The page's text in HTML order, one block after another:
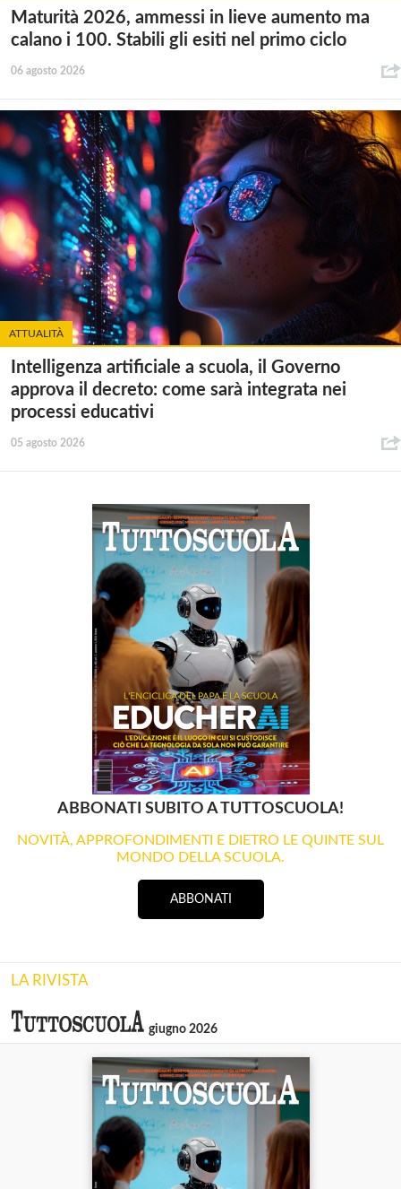
Maturità 2026, ammessi in lieve aumento ma
calano i 100. Stabili gli esiti nel primo ciclo
06 agosto 2026
ATTUALITÀ
Intelligenza artificiale a scuola, il Governo
approva il decreto: come sarà integrata nei
processi educativi
05 agosto 2026
ABBONATI SUBITO A TUTTOSCUOLA!
NOVITÀ, APPROFONDIMENTI E DIETRO LE QUINTE SUL
MONDO DELLA SCUOLA.
ABBONATI
LA RIVISTA
giugno 2026